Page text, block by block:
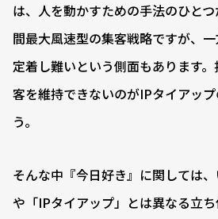
は、人を動かすための手法のひと
間最大風速型の集客戦略ですが、
定着し難いという側面もあります
客を維持できないのがIPタイアッ
う。
そんな中『今日好き』に関しては、
や「IPタイアップ」とは異なる立